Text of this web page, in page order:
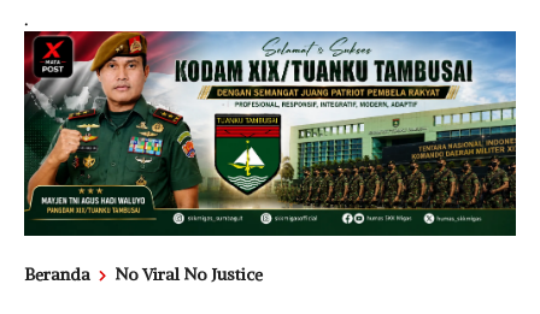
.
Beranda No Viral No Justice